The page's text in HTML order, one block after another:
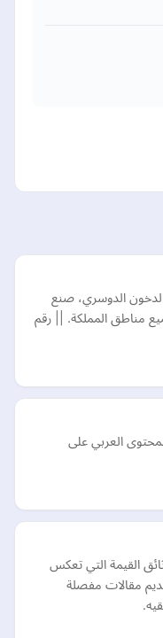
الدوسري، صنع
مناطق المملكة. || رقم
العربي على
القيمة التي تعكس
مقالات مفصلة